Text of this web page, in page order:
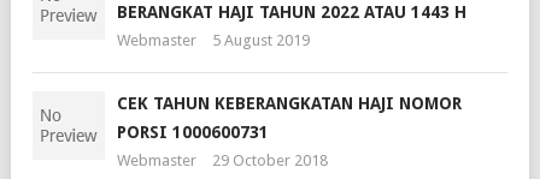
BERANGKAT HAJI TAHUN 2022 ATAU 1443 H
Webmaster 5 August 2019
CEK TAHUN KEBERANGKATAN HAJI NOMOR
PORSI 1000600731
Webmaster 29 October 2018